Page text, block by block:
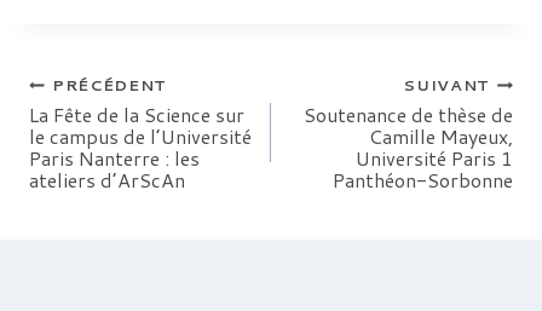
Navigation
de
l’article
PRÉCÉDENT
La Fête de la Science sur
le campus de l’Université
Paris Nanterre : les
ateliers d’ArScAn
SUIVANT
Soutenance de thèse de
Camille Mayeux,
Université Paris 1
Panthéon-Sorbonne